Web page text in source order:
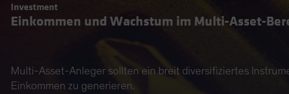
Investment
Einkommen und Wachstum im Multi-Asset-
Multi-Asset-Anleger sollten ein breit diversifiziertes
Einkommen zu generieren.